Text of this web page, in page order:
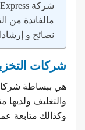
شركة Zimou Express
مالفائدة من
نصائح و
شركات
هي ببساطة
والتغليف ولديها
وكذالك متابعة